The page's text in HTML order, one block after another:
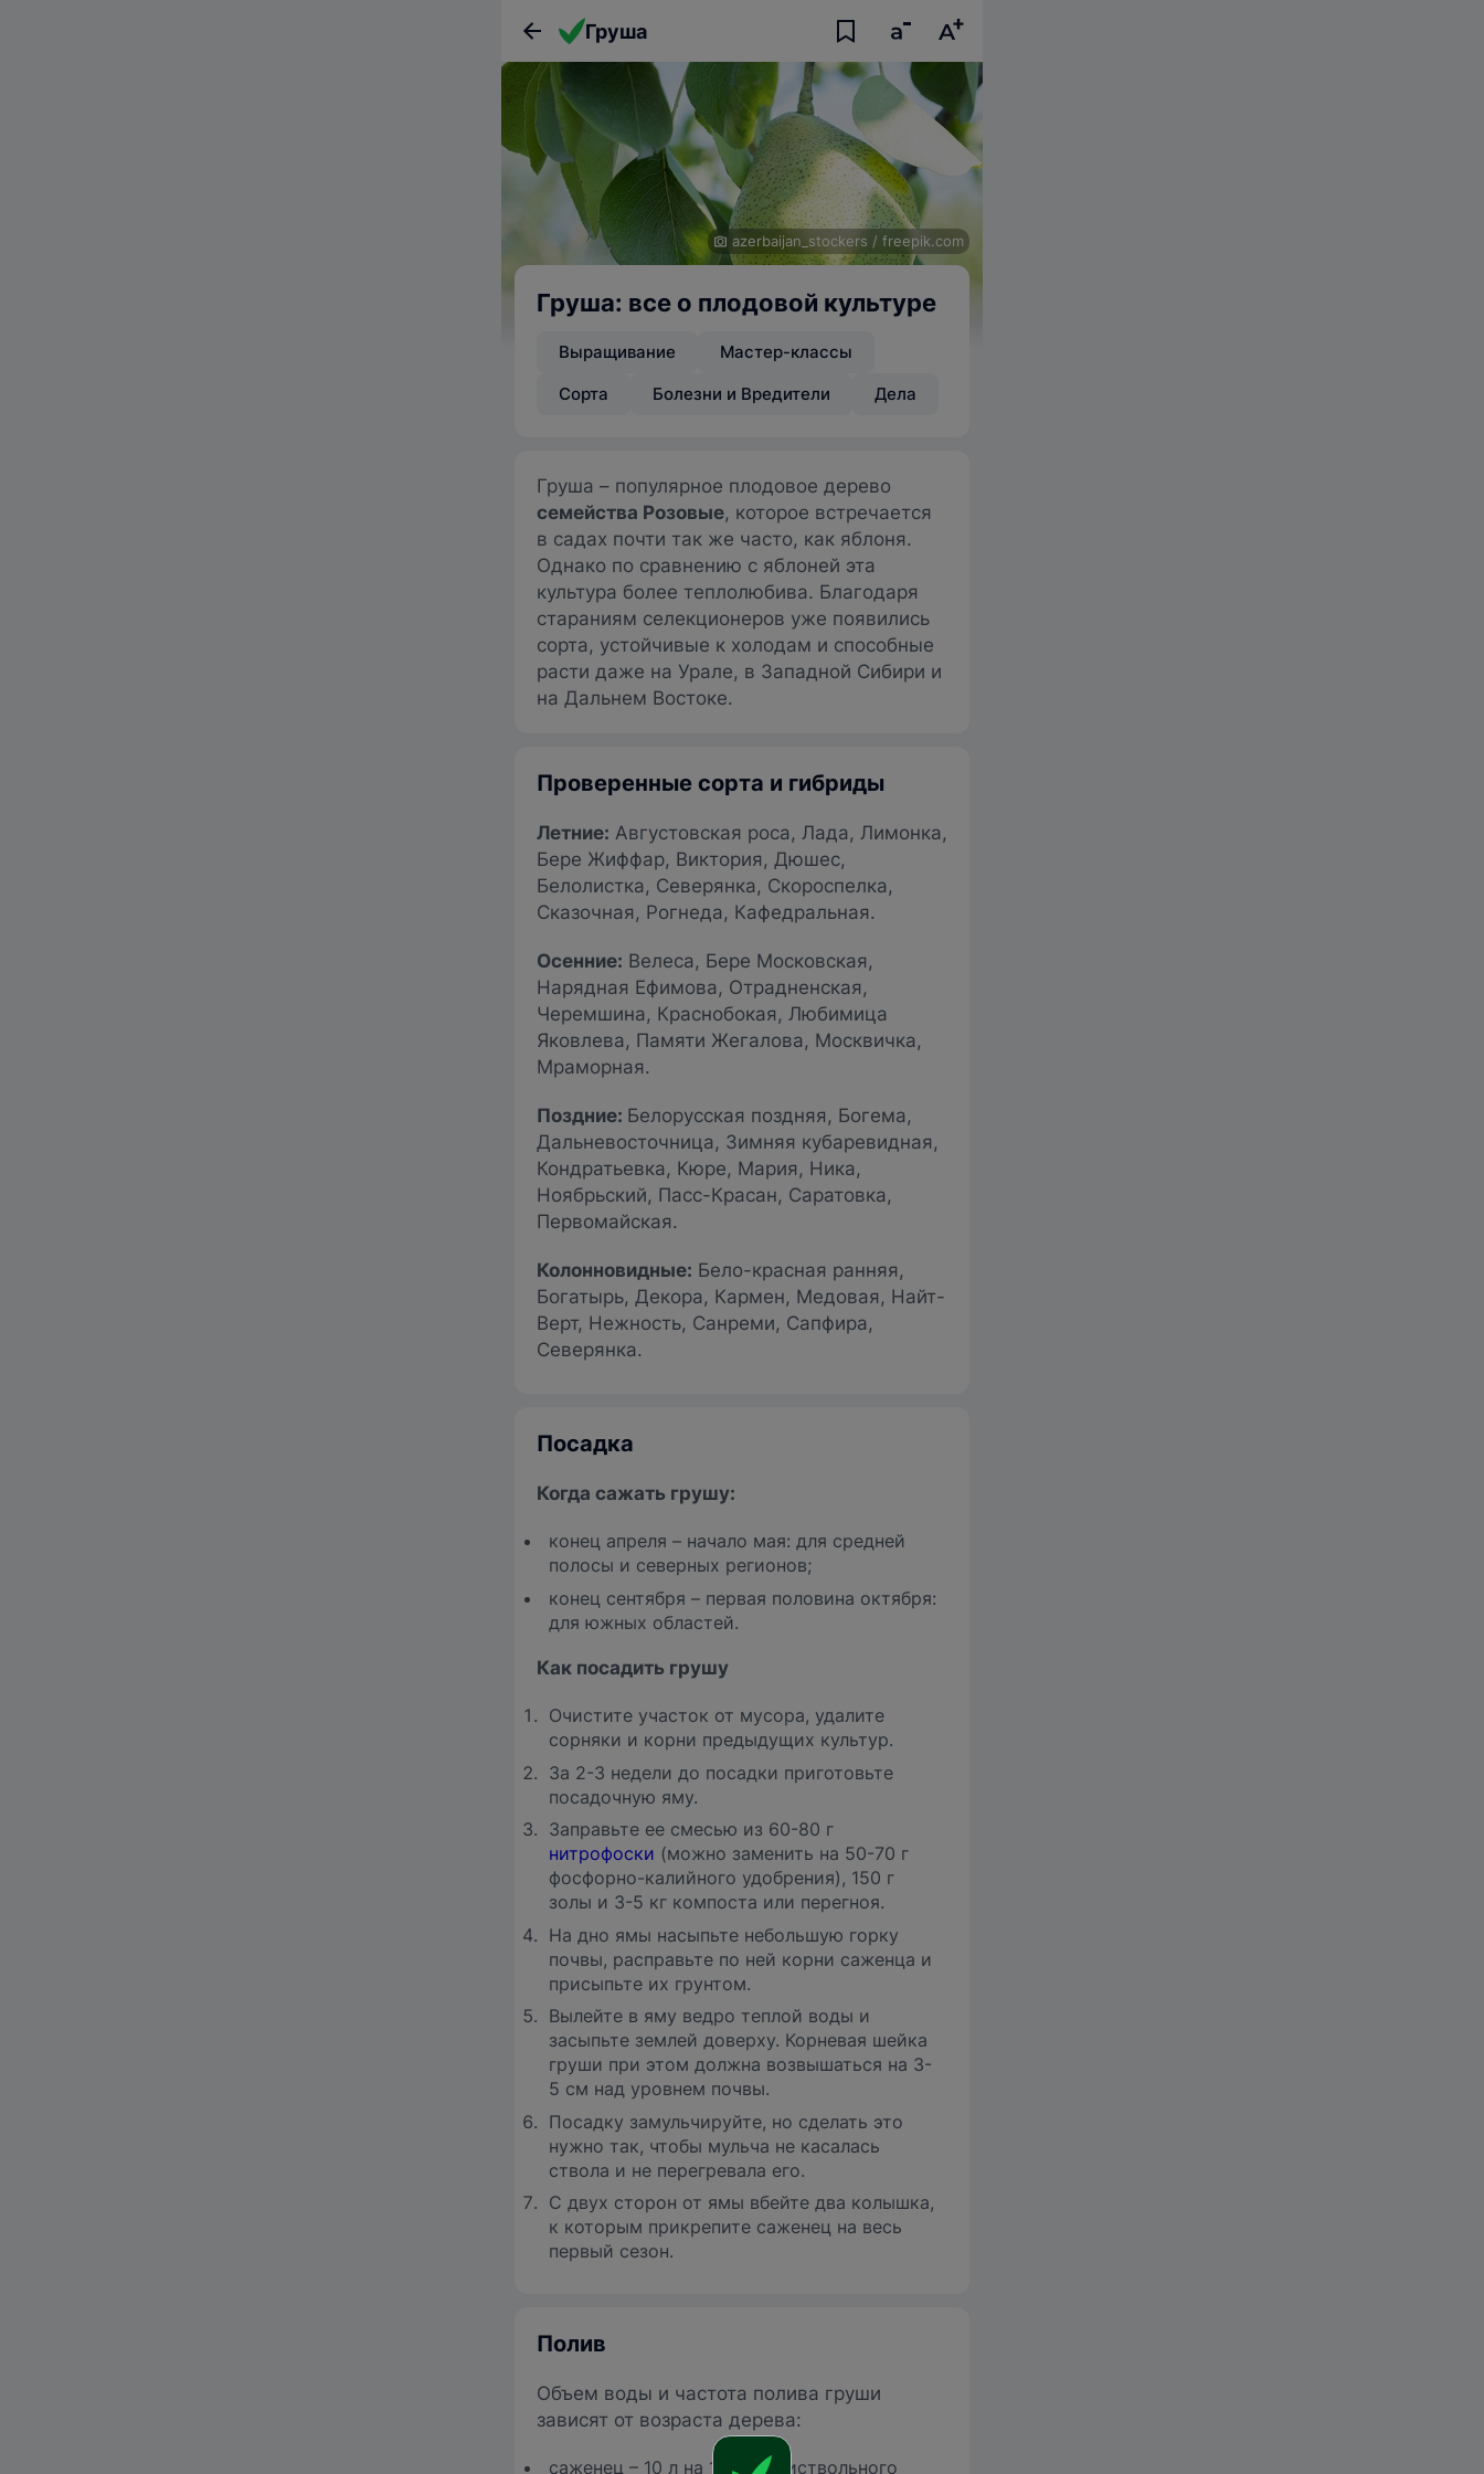
Груша
azerbaijan_stockers / freepik.com
Груша: все о плодовой культуре
Выращивание
Мастер-классы
Сорта
Болезни и Вредители Дела
Груша – популярное плодовое дерево
семейства Розовые, которое встречается
в садах почти так же часто, как яблоня.
Однако по сравнению с яблоней эта
культура более теплолюбива. Благодаря
стараниям селекционеров уже появились
сорта, устойчивые к холодам и способные
расти даже на Урале, в Западной Сибири и
на Дальнем Востоке.
Проверенные сорта и гибриды
Летние: Августовская роса, Лада, Лимонка,
Бере Жиффар, Виктория, Дюшес,
Белолистка, Северянка, Скороспелка,
Сказочная, Рогнеда, Кафедральная.
Осенние: Велеса, Бере Московская,
Нарядная Ефимова, Отрадненская,
Черемшина, Краснобокая, Любимица
Яковлева, Памяти Жегалова, Москвичка,
Мраморная.
Поздние: Белорусская поздняя, Богема,
Дальневосточница, Зимняя кубаревидная,
Кондратьевка, Кюре, Мария, Ника,
Ноябрьский, Пасс-Красан, Саратовка,
Первомайская.
Колонновидные: Бело-красная ранняя,
Богатырь, Декора, Кармен, Медовая, Найт-
Верт, Нежность, Санреми, Сапфира,
Северянка.
Посадка
Когда сажать грушу:
конец апреля – начало мая: для средней
полосы и северных регионов;
конец сентября – первая половина октября:
для южных областей.
Как посадить грушу
Очистите участок от мусора, удалите
сорняки и корни предыдущих культур.
За 2-3 недели до посадки приготовьте
посадочную яму.
Заправьте ее смесью из 60-80 г
нитрофоски (можно заменить на 50-70 г
фосфорно-калийного удобрения), 150 г
золы и 3-5 кг компоста или перегноя.
На дно ямы насыпьте небольшую горку
почвы, расправьте по ней корни саженца и
присыпьте их грунтом.
Вылейте в яму ведро теплой воды и
засыпьте землей доверху. Корневая шейка
груши при этом должна возвышаться на 3-
5 см над уровнем почвы.
Посадку замульчируйте, но сделать это
нужно так, чтобы мульча не касалась
ствола и не перегревала его.
С двух сторон от ямы вбейте два колышка,
к которым прикрепите саженец на весь
первый сезон.
Полив
Объем воды и частота полива груши
зависят от возраста дерева:
саженец – 10 л на 1 кв.м приствольного